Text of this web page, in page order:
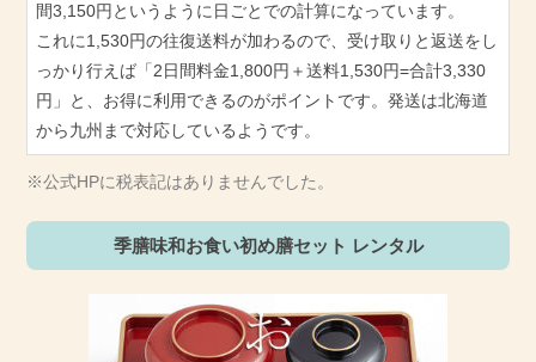
間3,150円というように日ごとでの計算になっています。
これに1,530円の往復送料が加わるので、受け取りと返送をし
っかり行えば「2日間料金1,800円＋送料1,530円=合計3,330
円」と、お得に利用できるのがポイントです。発送は北海道
から九州まで対応しているようです。
※公式HPに税表記はありませんでした。
季膳味和お食い初め膳セット レンタル